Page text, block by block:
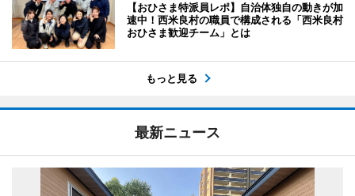
【おひさま特派員レポ】自治体独自の動きが加
速中！西米良村の職員で構成される「西米良村
おひさま歓迎チーム」とは
もっと見る
最新ニュース